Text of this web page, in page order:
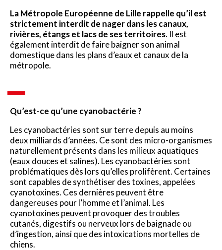
La Métropole Européenne de Lille rappelle qu’il est
strictement interdit de nager dans les canaux,
rivières, étangs et lacs de ses territoires. Il est
également interdit de faire baigner son animal
domestique dans les plans d’eaux et canaux de la
métropole.
Qu’est-ce qu’une cyanobactérie ?
Les cyanobactéries sont sur terre depuis au moins
deux milliards d’années. Ce sont des micro-organismes
naturellement présents dans les milieux aquatiques
(eaux douces et salines). Les cyanobactéries sont
problématiques dès lors qu’elles prolifèrent. Certaines
sont capables de synthétiser des toxines, appelées
cyanotoxines. Ces dernières peuvent être
dangereuses pour l’homme et l’animal. Les
cyanotoxines peuvent provoquer des troubles
cutanés, digestifs ou nerveux lors de baignade ou
d’ingestion, ainsi que des intoxications mortelles de
chiens.